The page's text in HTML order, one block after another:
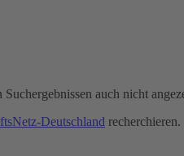
auch nicht
Deutschland recherchieren.